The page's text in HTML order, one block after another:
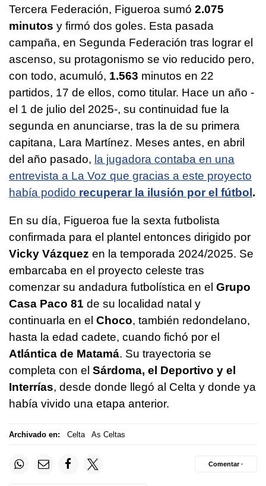
Tercera Federación, Figueroa sumó 2.075
minutos y firmó dos goles. Esta pasada
campaña, en Segunda Federación tras lograr el
ascenso, su protagonismo se vio reducido pero,
con todo, acumuló, 1.563 minutos en 22
partidos, 17 de ellos, como titular. Hace un año -
el 1 de julio del 2025-, su continuidad fue la
segunda en anunciarse, tras la de su primera
capitana, Lara Martínez. Meses antes, en abril
del año pasado, la jugadora contaba en una
entrevista a La Voz que gracias a este proyecto
había podido recuperar la ilusión por el fútbol .
En su día, Figueroa fue la sexta futbolista
confirmada para el plantel entonces dirigido por
Vicky Vázquez en la temporada 2024/2025. Se
embarcaba en el proyecto celeste tras
comenzar su andadura futbolística en el Grupo
Casa Paco 81 de su localidad natal y
continuarla en el Choco, también redondelano,
hasta la edad cadete, cuando fichó por el
Atlántica de Matamá. Su trayectoria se
completa con el Sárdoma, el Deportivo y el
Interrías, desde donde llegó al Celta y donde ya
había vivido una etapa anterior.
Archivado en: Celta As Celtas
Comentar ·